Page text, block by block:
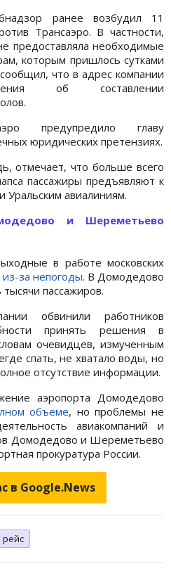
ранее возбудил 11
Трансаэро. В частности,
предоставляла необходимые
которым пришлось сутками
что в адрес компании
об составлении
предупредило главу
юридических претензиях.
отмечает, что больше всего
пассажиры предъявляют к
Уральским авиалиниям.
и Шереметьево
в работе московских
за непогоды. В Домодедово
пассажиров.
обвинили работников
принять решения в
очевидцев, измученным
спать, не хватало воды, но
отсутствие информации.
аэропорта Домодедово
объеме, но проблемы не
авиакомпаний и
Домодедово и Шереметьево
прокуратура России.
в Google.News
рейс